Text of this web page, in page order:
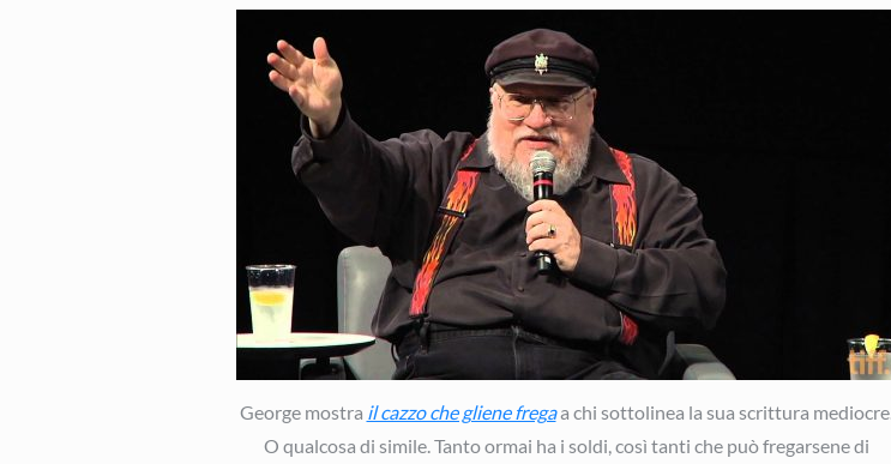
George mostra il cazzo che gliene fregaa chi sottolinea la sua scrittura mediocre.
O qualcosa di simile. Tanto ormai ha i soldi, così tanti che può fregarsene di